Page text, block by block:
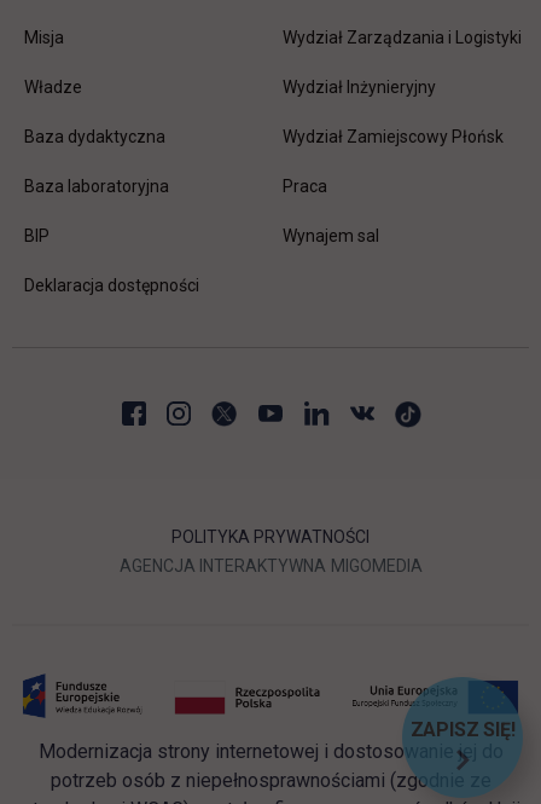
Misja
Władze
Baza dydaktyczna
Baza laboratoryjna
BIP
Deklaracja dostępności
Wydział Zarządzania i Logistyki
Wydział Inżynieryjny
Wydział Zamiejscowy Płońsk
Praca
Wynajem sal
POLITYKA PRYWATNOŚCI
AGENCJA INTERAKTYWNA LINK OTWIERA SIĘ W
MIGOMEDIA
Modernizacja strony internetowej i dostosowanie jej do
potrzeb osób z niepełnosprawnościami (zgodnie ze
ZAPISZ SIĘ!
LINK